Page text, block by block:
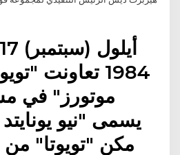
1984 تعاونت
موتورز" في
يسمى "نيو
مكن "تويوتا" من